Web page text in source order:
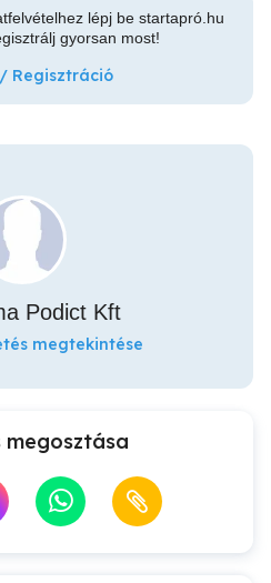
lépj be startapró.hu
gyorsan most!
Regisztráció
Podict Kft
megtekintése
megosztása